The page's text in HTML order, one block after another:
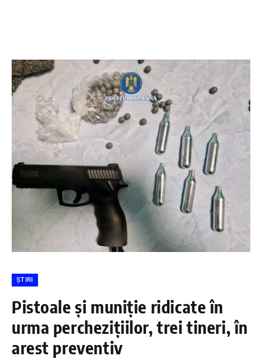
ȘTIRI
Pistoale și muniție ridicate în
urma perchezițiilor, trei tineri, în
arest preventiv